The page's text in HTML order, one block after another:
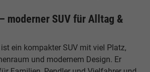
moderner SUV für Alltag &
ein kompakter SUV mit viel Platz,
und modernem Design. Er